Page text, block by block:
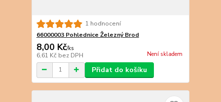
1 hodnocení
66000003 Pohlednice Železný Brod
8,00 Kč/ks
6,61 Kč bez DPH Není skladem
Přidat do košíku